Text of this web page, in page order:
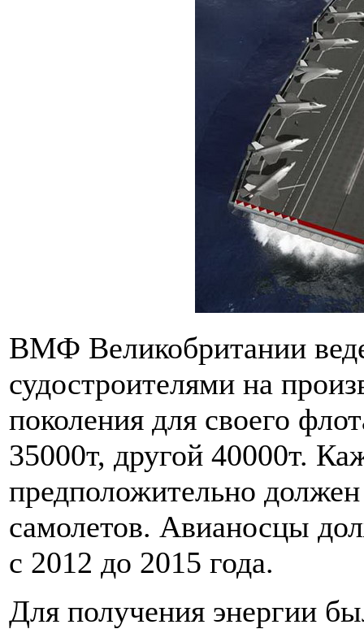
ВМФ Великобритании
судостроителями на
поколения для своего
35000т, другой 40000т.
предположительно
самолетов. Авианосцы
с 2012 до 2015 года.
Для получения энергии